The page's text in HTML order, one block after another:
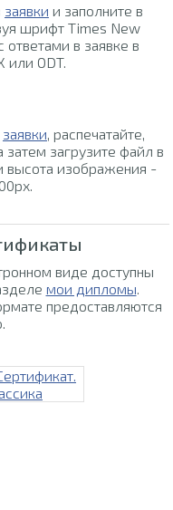
заявки и заполните в
шрифт Times New
ответами в заявке в
или ODT.
заявки, распечатайте,
затем загрузите файл в
высота изображения -
виде доступны
мои дипломы
предоставляются